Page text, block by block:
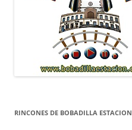
RINCONES DE BOBADILLA ESTACION